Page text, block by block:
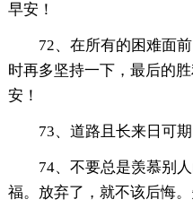
早安！
72、在所有的困难面
时再多坚持一下，最后的
安！
73、道路且长来日可
74、不要总是羡慕别
福。放弃了，就不该后悔